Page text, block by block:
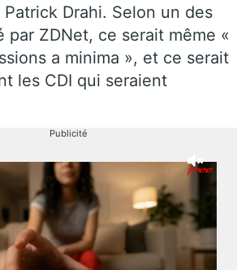
Drahi. Selon un des
par ZDNet, ce serait même «
a minima », et ce serait
les CDI qui seraient
Publicité